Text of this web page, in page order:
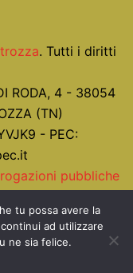
. Tutti i diritti
RODA, 4 - 38054
(TN)
- PEC:
pubbliche
Informatica
tu possa avere la
ad utilizzare
ne sia felice.